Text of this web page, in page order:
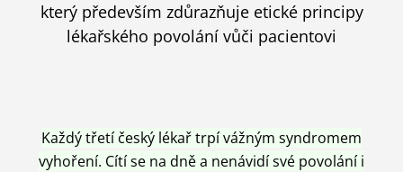
který především zdůrazňuje etické principy
lékařského povolání vůči pacientovi
Každý třetí český lékař trpí vážným syndromem
vyhoření. Cítí se na dně a nenávidí své povolání i